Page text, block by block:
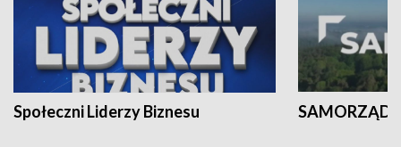
Społeczni Liderzy Biznesu SAMORZĄD